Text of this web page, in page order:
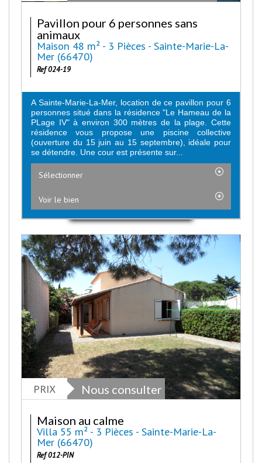
Pavillon pour 6 personnes sans
animaux
Maison 48 m² - 3 Pièces - Sainte-Marie-La-
Mer (66470)
Ref 024-19
A Sainte-Marie-La-Mer, location de ce pavillon pour 6
personnes situé dans la résidence "Le Hameau de la
PLage IV" à environ 300 mètres de la plage. Cette
résidence vous propose une piscine collective
(ouverture du 15 juin au 15 septembre), idéale pour
se détendre. Une cour est présente sur...
Sélectionner
Voir le bien
PRIX Nous consulter
Maison au calme
Villa 55 m² - 3 Pièces - Sainte-Marie-La-
Mer (66470)
Ref 012-PIN